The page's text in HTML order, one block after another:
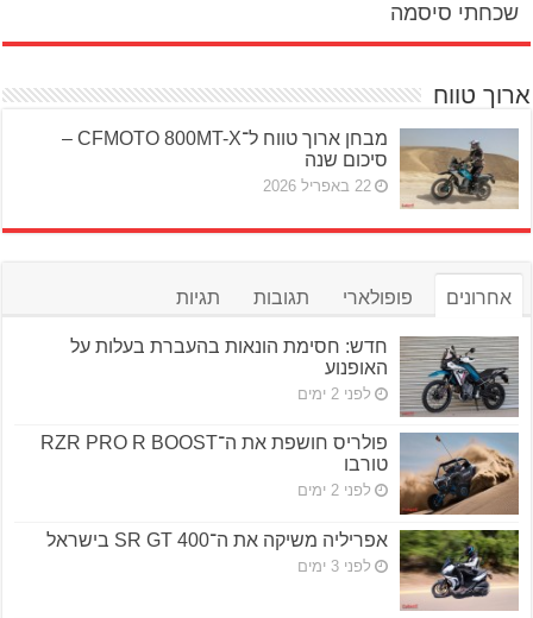
שכחתי סיסמה
ארוך טווח
מבחן ארוך טווח ל־CFMOTO 800MT-X –
סיכום שנה
22 באפריל 2026
אחרונים פופולארי תגובות תגיות
חדש: חסימת הונאות בהעברת בעלות על
האופנוע
לפני 2 ימים
פולריס חושפת את ה־RZR PRO R BOOST
טורבו
לפני 2 ימים
אפריליה משיקה את ה־SR GT 400 בישראל
לפני 3 ימים